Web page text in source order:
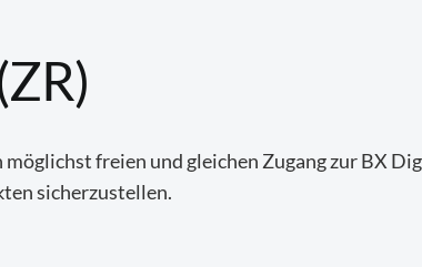
freien und gleichen Zugang zur BX
sicherzustellen.